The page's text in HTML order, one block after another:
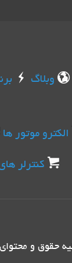
وبلاگ
الکترو موتور ها
کنترلر
حقوق و